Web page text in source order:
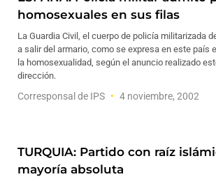
homosexuales en sus filas
La Guardia Civil, el cuerpo de policía militarizada
a salir del armario, como se expresa en este país
la homosexualidad, según el anuncio realizado
dirección.
Corresponsal de IPS 4 noviembre, 2002
TURQUIA: Partido con raíz
mayoría absoluta